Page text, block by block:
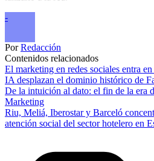
-
PorRedacción
Contenidos relacionados
El marketing en redes sociales entra
IA desplazan el dominio histórico de
De la intuición al dato: el fin de la era
Marketing
Riu, Meliá, Iberostar y Barceló
atención social del sector hotelero en